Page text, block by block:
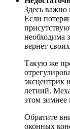
Здесь важно
Если
необходима
вернет
Такую же
эксцентрик
летний.
этом зимнее
Обратите
оконных